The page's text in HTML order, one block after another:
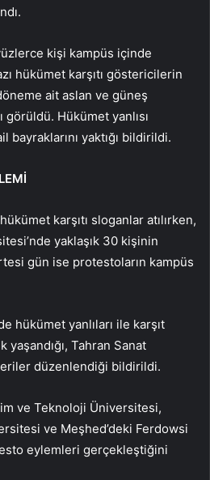
kişi kampüs içinde
hükümet karşıtı göstericilerin
ait aslan ve güneş
görüldü. Hükümet yanlısı
bayraklarını yaktığı bildirildi.
karşıtı sloganlar atılırken,
yaklaşık 30 kişinin
gün ise protestoların kampüs
hükümet yanlıları ile karşıt
Tahran Sanat
düzenlendiği bildirildi.
ve Teknoloji Üniversitesi,
ve Meşhed’deki Ferdowsi
eylemleri gerçekleştiğini